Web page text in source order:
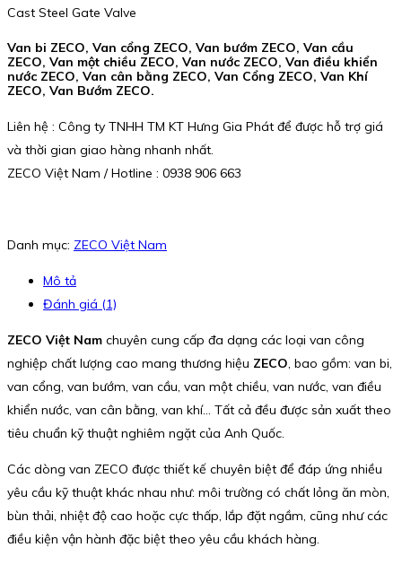
Cast Steel Gate Valve
Van bi ZECO, Van cổng ZECO, Van bướm ZECO, Van cầu
ZECO, Van một chiều ZECO, Van nước ZECO, Van điều khiển
nước ZECO, Van cân bằng ZECO, Van Cổng ZECO, Van Khí
ZECO, Van Bướm ZECO.
Liên hệ : Công ty TNHH TM KT Hưng Gia Phát để được hỗ trợ giá
và thời gian giao hàng nhanh nhất.
ZECO Việt Nam / Hotline : 0938 906 663
Danh mục: ZECO Việt Nam
Mô tả
Đánh giá (1)
ZECO Việt Nam chuyên cung cấp đa dạng các loại van công
nghiệp chất lượng cao mang thương hiệu ZECO, bao gồm: van bi,
van cổng, van bướm, van cầu, van một chiều, van nước, van điều
khiển nước, van cân bằng, van khí… Tất cả đều được sản xuất theo
tiêu chuẩn kỹ thuật nghiêm ngặt của Anh Quốc.
Các dòng van ZECO được thiết kế chuyên biệt để đáp ứng nhiều
yêu cầu kỹ thuật khác nhau như: môi trường có chất lỏng ăn mòn,
bùn thải, nhiệt độ cao hoặc cực thấp, lắp đặt ngầm, cũng như các
điều kiện vận hành đặc biệt theo yêu cầu khách hàng.